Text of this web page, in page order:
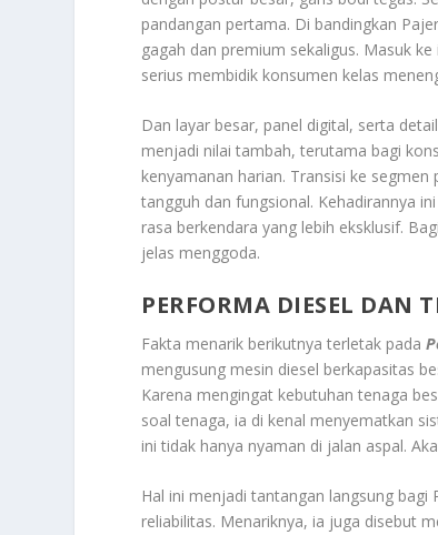
pandangan pertama. Di bandingkan
gagah dan premium sekaligus. Masuk
serius membidik konsumen kelas
Dan layar besar, panel digital, serta
menjadi nilai tambah, terutama bagi
kenyamanan harian. Transisi ke
tangguh dan fungsional. Kehadirannya
rasa berkendara yang lebih eksklusif.
jelas menggoda.
PERFORMA DIESEL DAN
Fakta menarik berikutnya terletak pada
mengusung mesin diesel berkapasitas
Karena mengingat kebutuhan tenaga
soal tenaga, ia di kenal menyematkan
ini tidak hanya nyaman di jalan aspal.
Hal ini menjadi tantangan langsung
reliabilitas. Menariknya, ia juga disebut